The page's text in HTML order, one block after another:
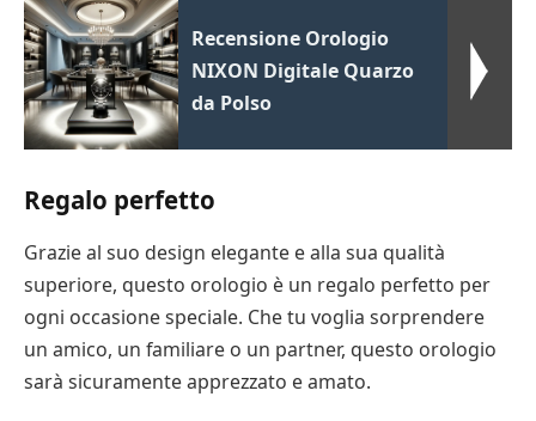
Recensione Orologio
NIXON Digitale Quarzo
da Polso
Regalo perfetto
Grazie al suo design elegante e alla sua qualità
superiore, questo orologio è un regalo perfetto per
ogni occasione speciale. Che tu voglia sorprendere
un amico, un familiare o un partner, questo orologio
sarà sicuramente apprezzato e amato.